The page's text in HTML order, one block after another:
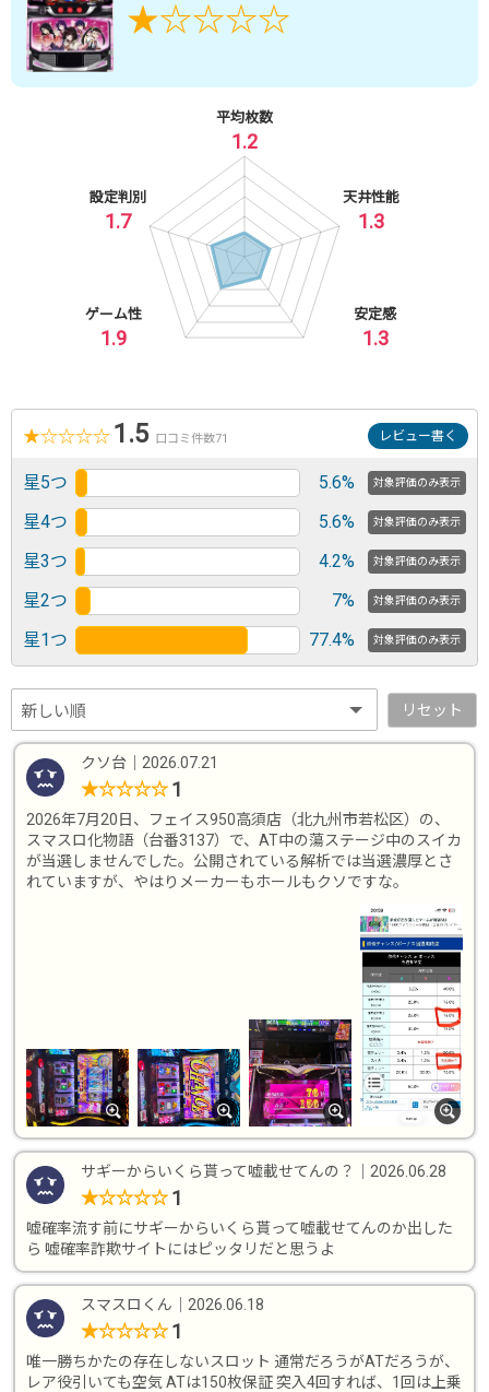
★☆☆☆☆
1.2
平均枚数
1.3
天井性能
1.3
安定感
1.9
ゲーム性
1.7
設定判別
★☆☆☆☆ 1.5 口コミ件数71 レビュー書く
星5つ 5.6% 対象評価のみ表示
星4つ 5.6% 対象評価のみ表示
星3つ 4.2% 対象評価のみ表示
星2つ 7% 対象評価のみ表示
星1つ 77.4% 対象評価のみ表示
リセット
クソ台 2026.07.21
★☆☆☆☆ 1
2026年7月20日、フェイス950高須店（北九州市若松区）の、
スマスロ化物語（台番3137）で、AT中の蕩ステージ中のスイカ
が当選しませんでした。公開されている解析では当選濃厚とさ
れていますが、やはりメーカーもホールもクソですな。
サギーからいくら貰って嘘載せてんの？ 2026.06.28
★☆☆☆☆ 1
嘘確率流す前にサギーからいくら貰って嘘載せてんのか出した
ら 嘘確率詐欺サイトにはピッタリだと思うよ
スマスロくん 2026.06.18
★☆☆☆☆ 1
唯一勝ちかたの存在しないスロット 通常だろうがATだろうが、
レア役引いても空気 ATは150枚保証 突入4回すれば、1回は上乗